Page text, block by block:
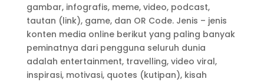
gambar, infografis, meme, video, podcast,
tautan (link), game, dan OR Code. Jenis – jenis
konten media online berikut yang paling banyak
peminatnya dari pengguna seluruh dunia
adalah entertainment, travelling, video viral,
inspirasi, motivasi, quotes (kutipan), kisah